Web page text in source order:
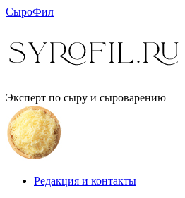
СыроФил
Эксперт по сыру и сыроварению
Редакция и контакты